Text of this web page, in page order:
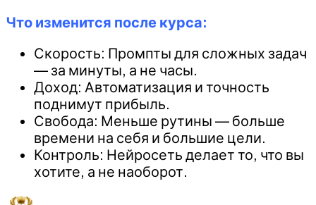
Что изменится после курса:
Скорость: Промпты для сложных задач
— за минуты, а не часы.
Доход: Автоматизация и точность
поднимут прибыль.
Свобода: Меньше рутины — больше
времени на себя и большие цели.
Контроль: Нейросеть делает то, что вы
хотите, а не наоборот.